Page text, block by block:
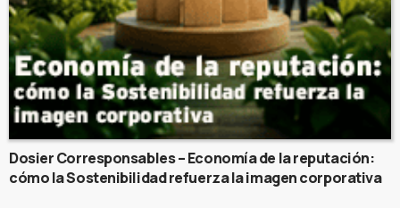
Dosier Corresponsables – Economía de la reputación:
cómo la Sostenibilidad refuerza la imagen corporativa